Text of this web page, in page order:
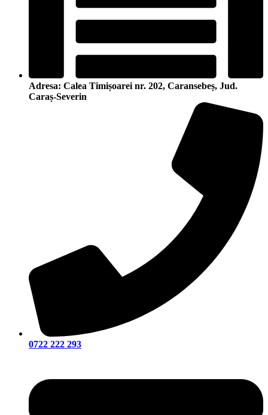
Adresa: Calea Timișoarei nr. 202, Caransebeș, Jud.
Caraș-Severin
0722 222 293